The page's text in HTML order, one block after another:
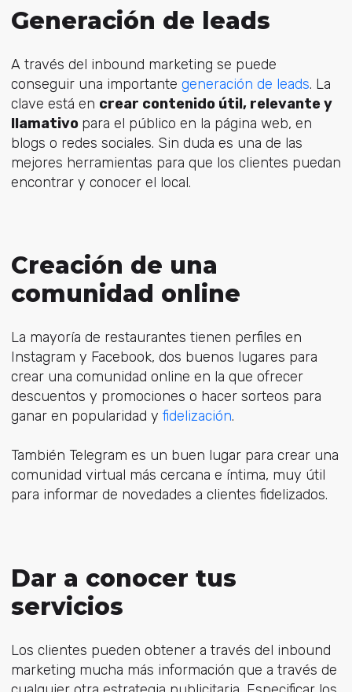
Generación de leads
A través del inbound marketing se puede
conseguir una importante generación de leads. La
clave está en crear contenido útil, relevante y
llamativo para el público en la página web, en
blogs o redes sociales. Sin duda es una de las
mejores herramientas para que los clientes puedan
encontrar y conocer el local.
Creación de una
comunidad online
La mayoría de restaurantes tienen perfiles en
Instagram y Facebook, dos buenos lugares para
crear una comunidad online en la que ofrecer
descuentos y promociones o hacer sorteos para
ganar en popularidad y fidelización.
También Telegram es un buen lugar para crear una
comunidad virtual más cercana e íntima, muy útil
para informar de novedades a clientes fidelizados.
Dar a conocer tus
servicios
Los clientes pueden obtener a través del inbound
marketing mucha más información que a través de